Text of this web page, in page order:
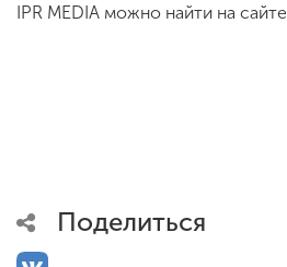
IPR MEDIA можно найти на сайте
Поделиться